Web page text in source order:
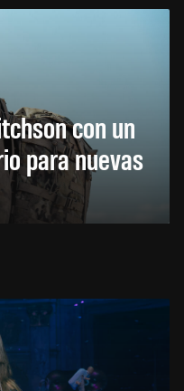
con un
para nuevas